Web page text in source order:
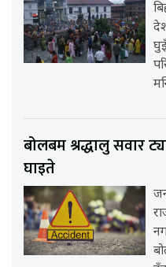
बोलबम श्रद्धालु सवार
घाइते